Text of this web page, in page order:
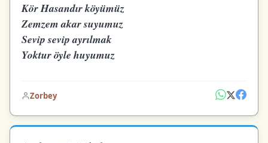
Kör Hasandır köyümüz
Zemzem akar suyumuz
Sevip sevip ayrılmak
Yoktur öyle huyumuz
Zorbey